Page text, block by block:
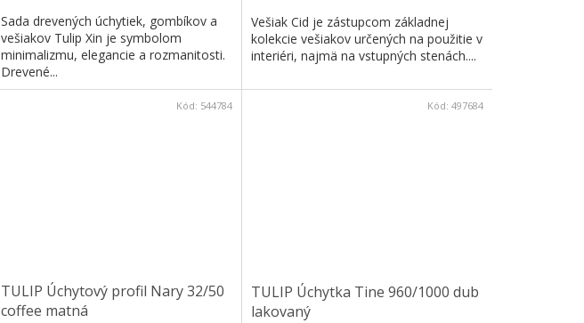
Sada drevených úchytiek, gombíkov a
vešiakov Tulip Xin je symbolom
minimalizmu, elegancie a rozmanitosti.
Drevené...
Vešiak Cid je zástupcom základnej
kolekcie vešiakov určených na použitie v
interiéri, najmä na vstupných stenách....
TULIP Úchytový profil Nary 32/50
coffee matná
Kód: 544784
TULIP Úchytka Tine 960/1000 dub
lakovaný
Kód: 497684